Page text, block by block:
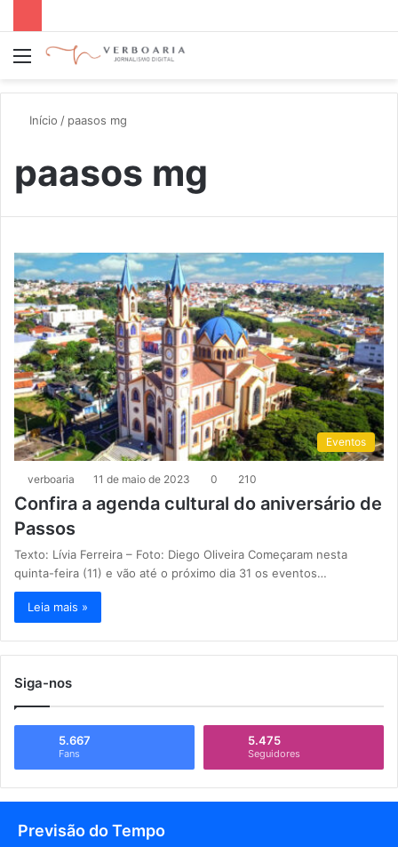
Menu
Início / paasos mg
paasos mg
Eventos
verboaria 11 de maio de 2023 0 210
Confira a agenda cultural do aniversário de
Passos
Texto: Lívia Ferreira – Foto: Diego Oliveira Começaram nesta
quinta-feira (11) e vão até o próximo dia 31 os eventos…
Leia mais »
Siga-nos
5.667
Fans
5.475
Seguidores
Previsão do Tempo